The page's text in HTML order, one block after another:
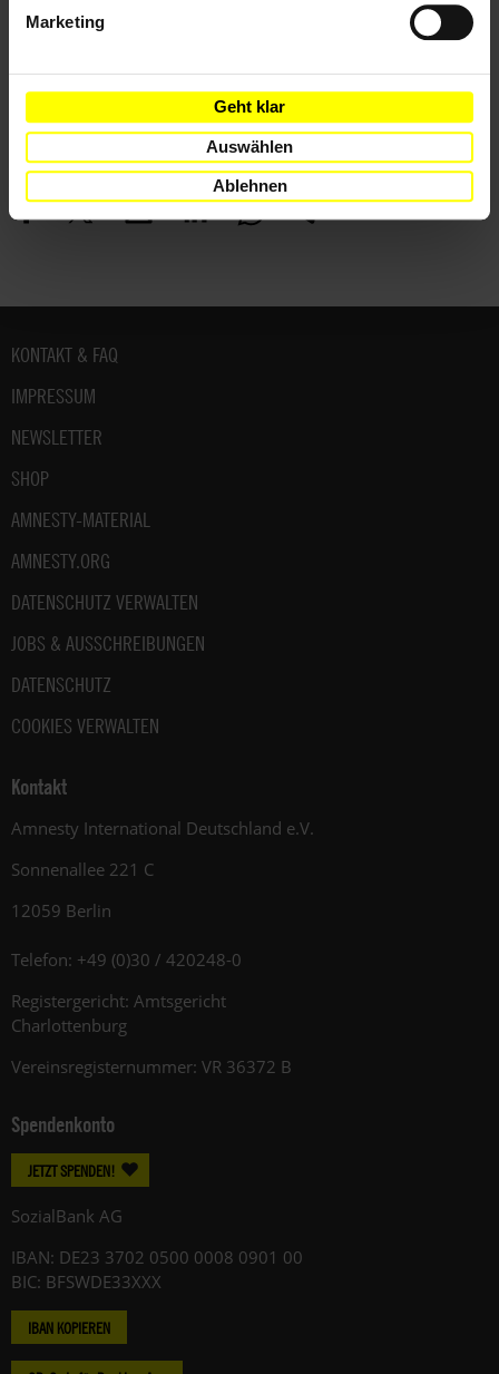
Marketing
Geht klar
Auswählen
Ablehnen
Themen
Teile diesen Beitrag
Fußbereich
KONTAKT & FAQ
IMPRESSUM
NEWSLETTER
SHOP
AMNESTY-MATERIAL
AMNESTY.ORG
DATENSCHUTZ VERWALTEN
JOBS & AUSSCHREIBUNGEN
DATENSCHUTZ
COOKIES VERWALTEN
Kontakt
Amnesty International Deutschland e.V.
Sonnenallee 221 C
12059 Berlin
Telefon: +49 (0)30 / 420248-0
Registergericht: Amtsgericht
Charlottenburg
Vereinsregisternummer: VR 36372 B
Spendenkonto
JETZT SPENDEN!
SozialBank AG
IBAN: DE23 3702 0500 0008 0901 00
BIC: BFSWDE33XXX
IBAN KOPIEREN